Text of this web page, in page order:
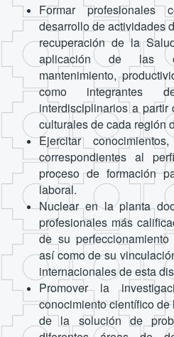
Formar
desarrollo de actividades
recuperación de la
aplicación de las
mantenimiento,
como integrantes
interdisciplinarios a
culturales de cada región
Ejercitar
correspondientes al
proceso de formación
laboral.
Nuclear en la planta
profesionales más
de su
así como de su
internacionales de esta
Promover la
conocimiento científico
de la solución de